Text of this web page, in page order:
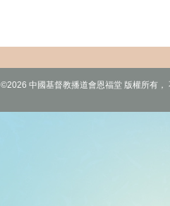
©2026 中國基督教播道會恩福堂 版權所有，